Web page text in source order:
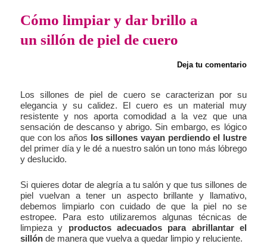
Cómo limpiar y dar brillo a
un sillón de piel de cuero
Deja tu comentario
Los sillones de piel de cuero se caracterizan por su
elegancia y su calidez. El cuero es un material muy
resistente y nos aporta comodidad a la vez que una
sensación de descanso y abrigo. Sin embargo, es lógico
que con los años los sillones vayan perdiendo el lustre
del primer día y le dé a nuestro salón un tono más lóbrego
y deslucido.
Si quieres dotar de alegría a tu salón y que tus sillones de
piel vuelvan a tener un aspecto brillante y llamativo,
debemos limpiarlo con cuidado de que la piel no se
estropee. Para esto utilizaremos algunas técnicas de
limpieza y productos adecuados para abrillantar el
sillón de manera que vuelva a quedar limpio y reluciente.